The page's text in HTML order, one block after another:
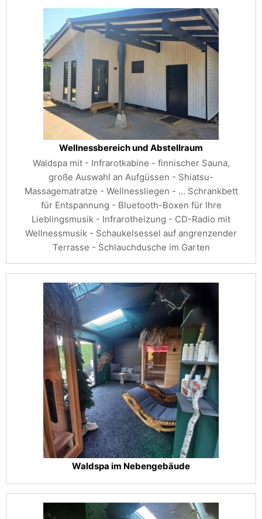
Wellnessbereich und Abstellraum
Waldspa mit - Infrarotkabine - finnischer Sauna,
große Auswahl an Aufgüssen - Shiatsu-
Massagematratze - Wellnessliegen - … Schrankbett
für Entspannung - Bluetooth-Boxen für Ihre
Lieblingsmusik - Infrarotheizung - CD-Radio mit
Wellnessmusik - Schaukelsessel auf angrenzender
Terrasse - Schlauchdusche im Garten
Waldspa im Nebengebäude